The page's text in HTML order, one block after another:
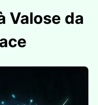
Valose da